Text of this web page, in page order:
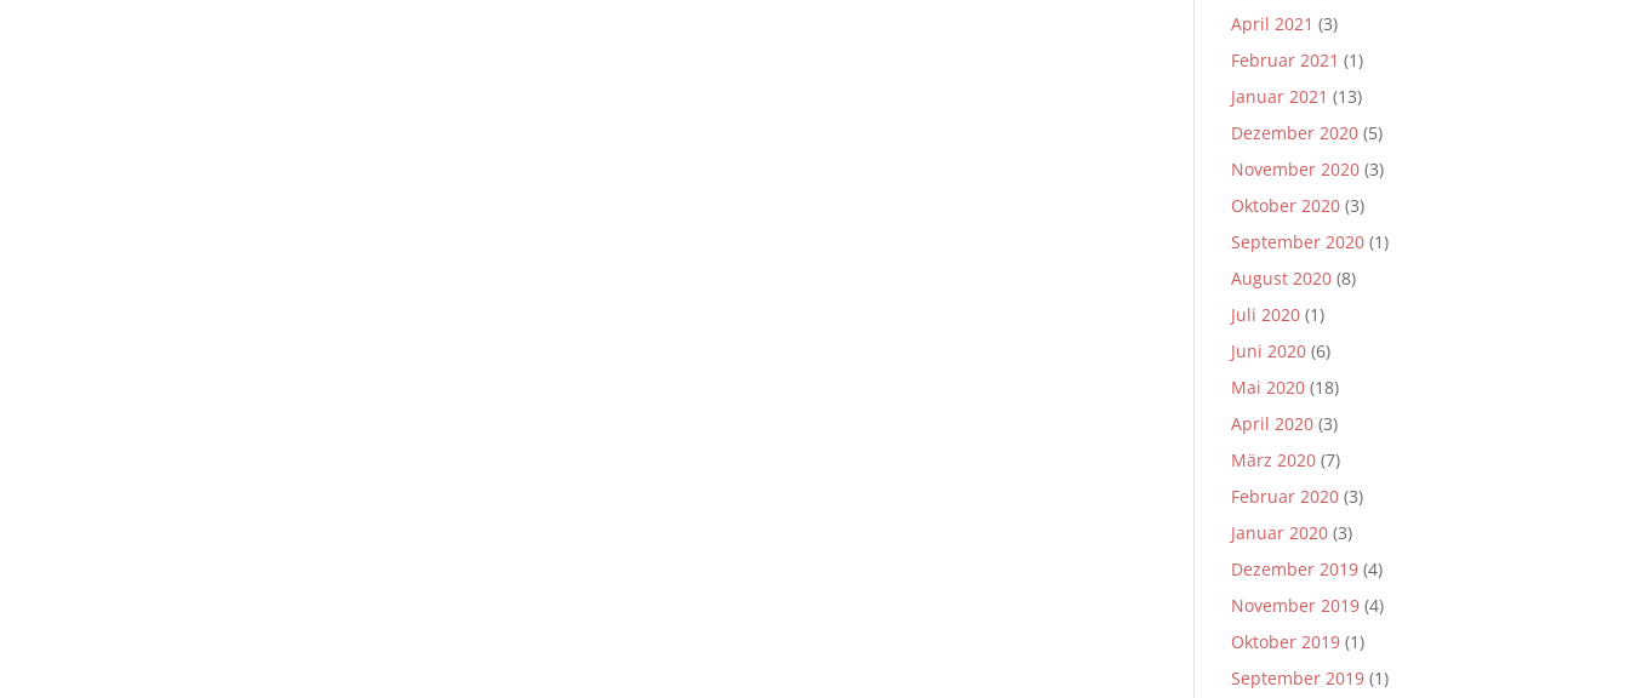
April 2021 (3)
Februar 2021 (1)
Januar 2021 (13)
Dezember 2020 (5)
November 2020 (3)
Oktober 2020 (3)
September 2020 (1)
August 2020 (8)
Juli 2020 (1)
Juni 2020 (6)
Mai 2020 (18)
April 2020 (3)
März 2020 (7)
Februar 2020 (3)
Januar 2020 (3)
Dezember 2019 (4)
November 2019 (4)
Oktober 2019 (1)
September 2019 (1)